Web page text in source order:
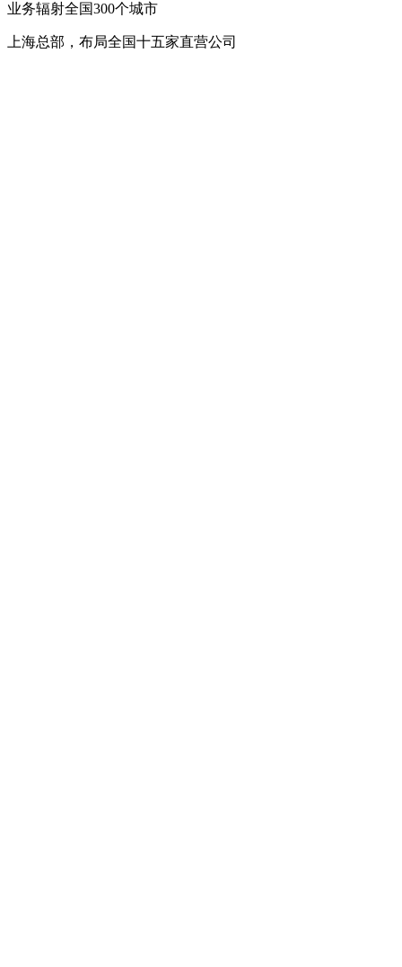
业务辐射全国300个城市
上海总部，布局全国十五家直营公司